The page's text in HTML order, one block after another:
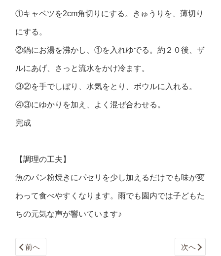
①キャベツを2cm角切りにする。きゅうりを、薄切り
にする。
②鍋にお湯を沸かし、①を入れゆでる。約２０後、ザ
ルにあげ、さっと流水をかけ冷ます。
③②を手でしぼり、水気をとり、ボウルに入れる。
④③にゆかりを加え、よく混ぜ合わせる。
完成
【調理の工夫】
魚のパン粉焼きにパセリを少し加えるだけでも味が変
わって食べやすくなります。雨でも園内では子どもた
ちの元気な声が響いています♪
前へ 次へ